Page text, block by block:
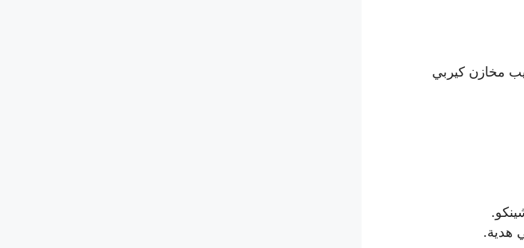
مخازن كيربي
هدية.